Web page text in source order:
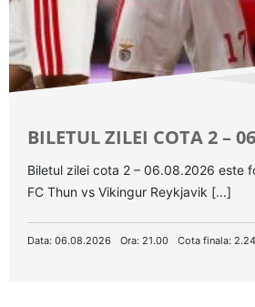
BILETUL ZILEI COTA 2 –
Biletul zilei cota 2 – 06.08.2026 este
FC Thun vs Vikingur Reykjavik [...]
Data: 06.08.2026 Ora: 21.00 Cota finala: 2.24